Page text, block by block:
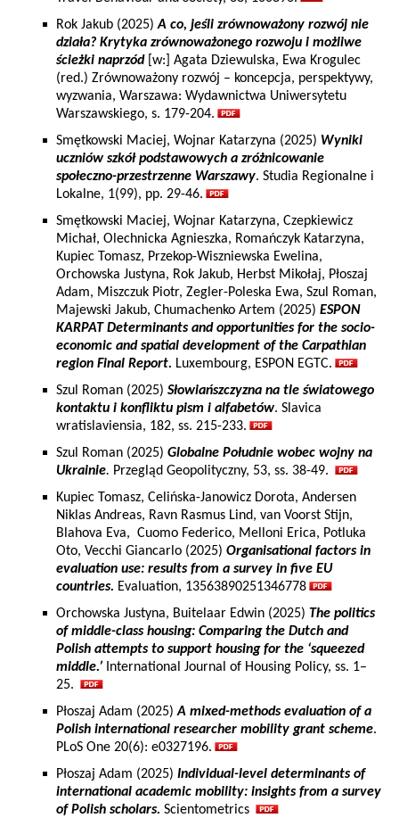
Rok Jakub (2025)A co, jeśli zrównoważony rozwój nie
działa? Krytyka zrównoważonego rozwoju i możliwe
ścieżki naprzód[w:] Agata Dziewulska, Ewa Krogulec
(red.) Zrównoważony rozwój – koncepcja, perspektywy,
wyzwania, Warszawa: Wydawnictwa Uniwersytetu
Warszawskiego, s. 179-204.
Smętkowski Maciej, Wojnar Katarzyna (2025) Wyniki
uczniów szkół podstawowych a zróżnicowanie
społeczno-przestrzenne Warszawy. Studia Regionalne i
Lokalne, 1(99), pp. 29-46.
Smętkowski Maciej, Wojnar Katarzyna, Czepkiewicz
Michał, Olechnicka Agnieszka, Romańczyk Katarzyna,
Kupiec Tomasz, Przekop-Wiszniewska Ewelina,
Orchowska Justyna, Rok Jakub, Herbst Mikołaj, Płoszaj
Adam, Miszczuk Piotr, Zegler-Poleska Ewa, Szul Roman,
Majewski Jakub, Chumachenko Artem (2025) ESPON
KARPAT Determinants and opportunities for the socio-
economic and spatial development of the Carpathian
region Final Report. Luxembourg, ESPON EGTC.
Szul Roman (2025) Słowiańszczyzna na tle światowego
kontaktu i konfliktu pism i alfabetów. Slavica
wratislaviensia, 182, ss. 215-233.
Szul Roman (2025) Globalne Południe wobec wojny na
Ukrainie. Przegląd Geopolityczny, 53, ss. 38-49.
Kupiec Tomasz, Celińska-Janowicz Dorota, Andersen
Niklas Andreas, Ravn Rasmus Lind, van Voorst Stijn,
Blahova Eva, Cuomo Federico, Melloni Erica, Potluka
Oto, Vecchi Giancarlo (2025) Organisational factors in
evaluation use: results from a survey in five EU
countries. Evaluation, 13563890251346778
Orchowska Justyna, Buitelaar Edwin (2025) The politics
of middle-class housing: Comparing the Dutch and
Polish attempts to support housing for the ‘squeezed
middle.’ International Journal of Housing Policy, ss. 1–
25.
Płoszaj Adam (2025)A mixed-methods evaluation of a
Polish international researcher mobility grant scheme.
PLoS One 20(6): e0327196.
Płoszaj Adam (2025) Individual-level determinants of
international academic mobility: insights from a survey
of Polish scholars. Scientometrics